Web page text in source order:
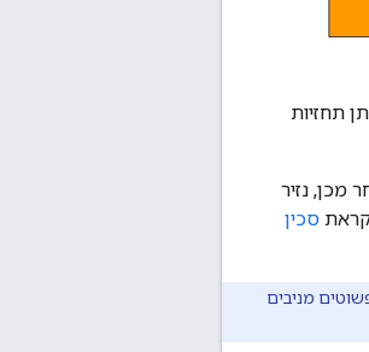
תחזיות
מכן, נזיר
סכין
מניבים